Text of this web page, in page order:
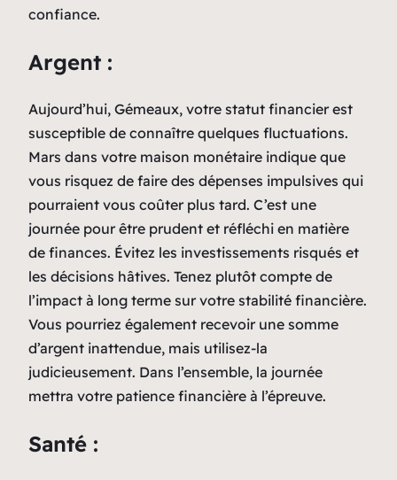
confiance.
Argent :
Aujourd’hui, Gémeaux, votre statut financier est
susceptible de connaître quelques fluctuations.
Mars dans votre maison monétaire indique que
vous risquez de faire des dépenses impulsives qui
pourraient vous coûter plus tard. C’est une
journée pour être prudent et réfléchi en matière
de finances. Évitez les investissements risqués et
les décisions hâtives. Tenez plutôt compte de
l’impact à long terme sur votre stabilité financière.
Vous pourriez également recevoir une somme
d’argent inattendue, mais utilisez-la
judicieusement. Dans l’ensemble, la journée
mettra votre patience financière à l’épreuve.
Santé :